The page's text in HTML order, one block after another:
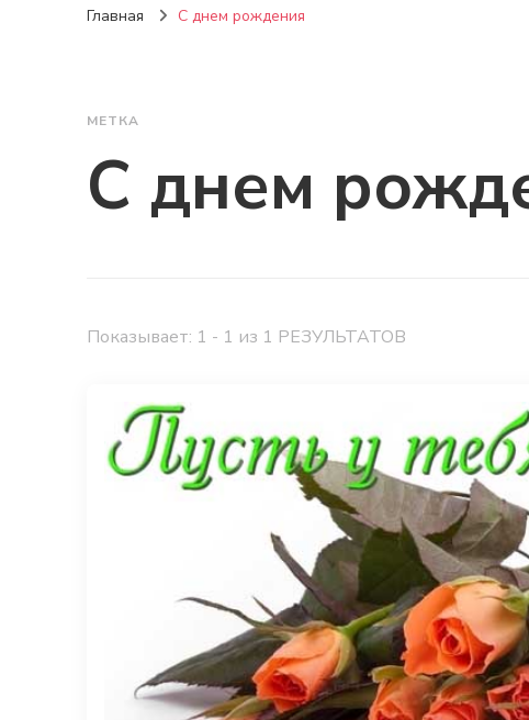
Главная С днем рождения
МЕТКА
С днем
Показывает: 1 - 1 из 1 РЕЗУЛЬТАТОВ